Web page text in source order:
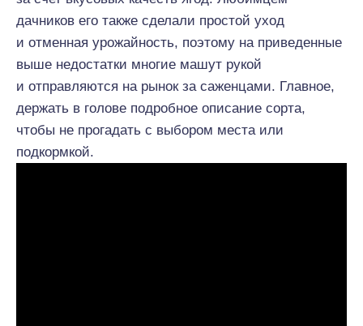
дачников его также сделали простой уход
и отменная урожайность, поэтому на приведенные
выше недостатки многие машут рукой
и отправляются на рынок за саженцами. Главное,
держать в голове подробное описание сорта,
чтобы не прогадать с выбором места или
подкормкой.